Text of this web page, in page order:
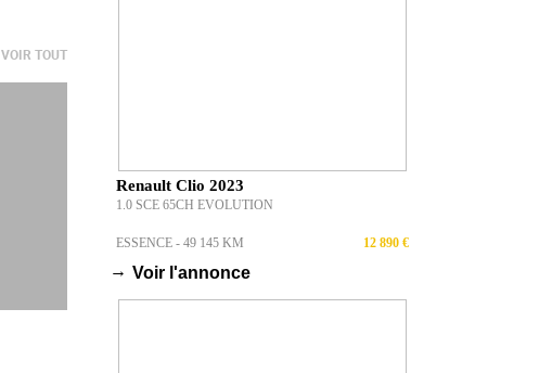
VOIR TOUT
Renault Clio 2023
1.0 SCE 65CH EVOLUTION
ESSENCE - 49 145 KM 12 890 €
→ Voir l'annonce